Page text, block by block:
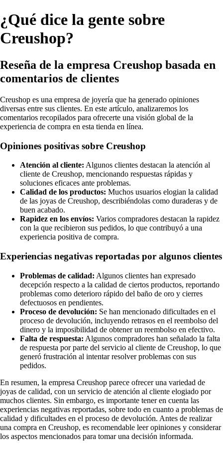
¿Qué dice la gente sobre
Creushop?
Reseña de la empresa Creushop basada en
comentarios de clientes
Creushop es una empresa de joyería que ha generado opiniones
diversas entre sus clientes. En este artículo, analizaremos los
comentarios recopilados para ofrecerte una visión global de la
experiencia de compra en esta tienda en línea.
Opiniones positivas sobre Creushop
Atención al cliente: Algunos clientes destacan la atención al
cliente de Creushop, mencionando respuestas rápidas y
soluciones eficaces ante problemas.
Calidad de los productos: Muchos usuarios elogian la calidad
de las joyas de Creushop, describiéndolas como duraderas y de
buen acabado.
Rapidez en los envíos: Varios compradores destacan la rapidez
con la que recibieron sus pedidos, lo que contribuyó a una
experiencia positiva de compra.
Experiencias negativas reportadas por algunos clientes
Problemas de calidad: Algunos clientes han expresado
decepción respecto a la calidad de ciertos productos, reportando
problemas como deterioro rápido del baño de oro y cierres
defectuosos en pendientes.
Proceso de devolución: Se han mencionado dificultades en el
proceso de devolución, incluyendo retrasos en el reembolso del
dinero y la imposibilidad de obtener un reembolso en efectivo.
Falta de respuesta: Algunos compradores han señalado la falta
de respuesta por parte del servicio al cliente de Creushop, lo que
generó frustración al intentar resolver problemas con sus
pedidos.
En resumen, la empresa Creushop parece ofrecer una variedad de
joyas de calidad, con un servicio de atención al cliente elogiado por
muchos clientes. Sin embargo, es importante tener en cuenta las
experiencias negativas reportadas, sobre todo en cuanto a problemas de
calidad y dificultades en el proceso de devolución. Antes de realizar
una compra en Creushop, es recomendable leer opiniones y considerar
los aspectos mencionados para tomar una decisión informada.